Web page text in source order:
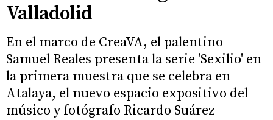
Valladolid
En el marco de CreaVA, el palentino
Samuel Reales presenta la serie 'Sexilio' en
la primera muestra que se celebra en
Atalaya, el nuevo espacio expositivo del
músico y fotógrafo Ricardo Suárez